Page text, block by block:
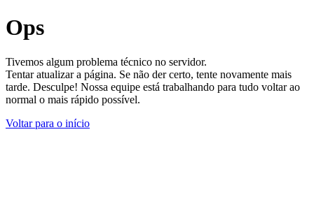
Ops
Tivemos algum problema técnico no servidor.
Tentar atualizar a página. Se não der certo, tente novamente mais
tarde. Desculpe! Nossa equipe está trabalhando para tudo voltar ao
normal o mais rápido possível.
Voltar para o início